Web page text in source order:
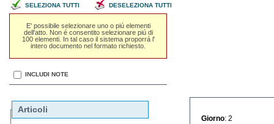
SELEZIONA TUTTI DESELEZIONA TUTTI
E' possibile selezionare uno o piú elementi
dell'atto. Non é consentito selezionare piú di
100 elementi. In tal caso il sistema proporrá l'
intero documento nel formato richiesto.
INCLUDI NOTE
Articoli
Giorno : 2